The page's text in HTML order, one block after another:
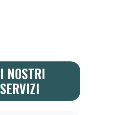
I NOSTRI
SERVIZI